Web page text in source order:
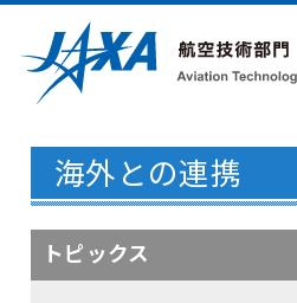
海外との連携
トピックス